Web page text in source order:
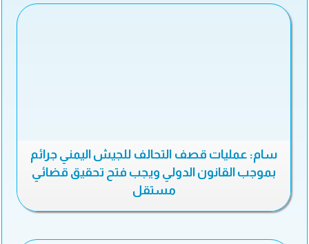
سام: عمليات قصف التحالف للجيش اليمني جرائم
بموجب القانون الدولي ويجب فتح تحقيق قضائي
مستقل